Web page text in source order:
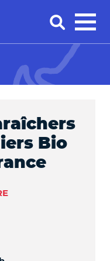
Bio